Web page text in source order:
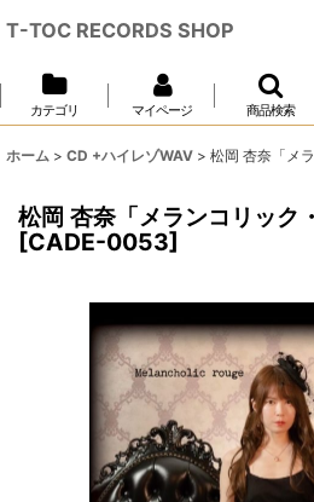
T-TOC RECORDS SHOP
カテゴリ マイページ 商品検索
ホーム > CD +ハイレゾWAV > 松岡 杏奈「メ
松岡 杏奈「メランコリック
[CADE-0053]